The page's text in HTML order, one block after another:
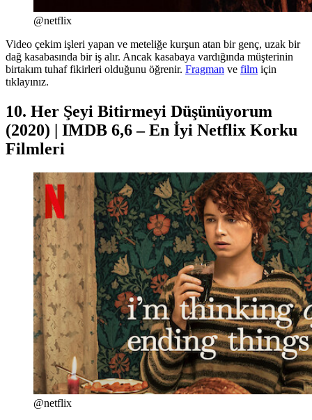
@netflix
Video çekim işleri yapan ve meteliğe kurşun atan bir genç, uzak bir
dağ kasabasında bir iş alır. Ancak kasabaya vardığında müşterinin
birtakım tuhaf fikirleri olduğunu öğrenir. Fragman ve film için
tıklayınız.
10. Her Şeyi Bitirmeyi Düşünüyorum
(2020) | IMDB 6,6 – En İyi Netflix Korku
Filmleri
@netflix